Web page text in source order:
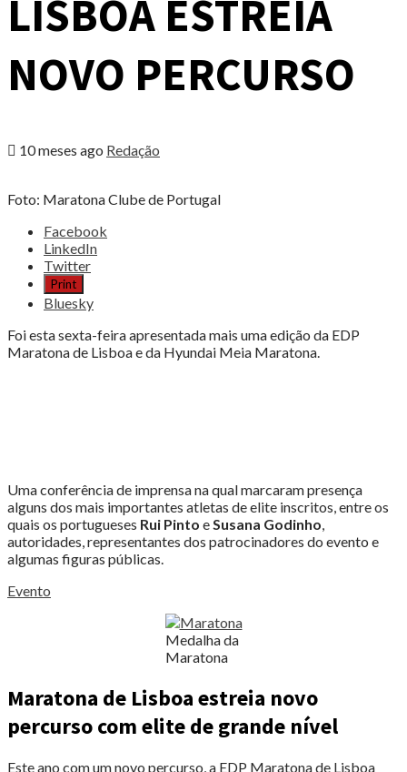
LISBOA ESTREIA
NOVO PERCURSO
10 meses ago Redação
Foto: Maratona Clube de Portugal
Share
post
"MARATONA
LISBOA
ESTREIA
NOVO
Facebook
LinkedIn
Twitter
Print
Bluesky
Foi esta sexta-feira apresentada mais uma edição da EDP
Maratona de Lisboa e da Hyundai Meia Maratona.
Uma conferência de imprensa na qual marcaram presença
alguns dos mais importantes atletas de elite inscritos, entre os
quais os portugueses Rui Pinto eSusana Godinho,
autoridades, representantes dos patrocinadores do evento e
algumas figuras públicas.
Evento
Medalha da
Maratona
Maratona de Lisboa estreia novo
percurso com elite de grande nível
Este ano com um novo percurso, a EDP Maratona de Lisboa